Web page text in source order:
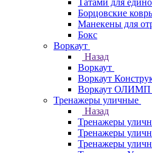
Татами для
Борцовские
Манекены для
Бокс
Воркаут
Назад
Воркаут
Воркаут
Воркаут
Тренажеры уличные
Назад
Тренажеры
Тренажеры
Тренажеры